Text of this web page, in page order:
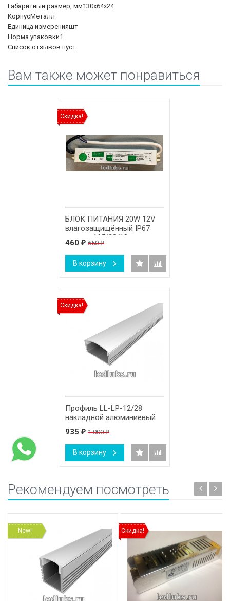
Габаритный размер, мм130х64х24
КорпусМеталл
Единица измеренияшт
Норма упаковки1
Список отзывов пуст
Вам также может понравиться
Скидка!
БЛОК ПИТАНИЯ 20W 12V
влагозащищённый IP67
размер 165/23/18 мм.
460 ₽ 650₽
В корзину
Скидка!
Профиль LL-LP-12/28
накладной алюминиевый
935 ₽ 1 000₽
В корзину
Рекомендуем посмотреть
New! Скидка!